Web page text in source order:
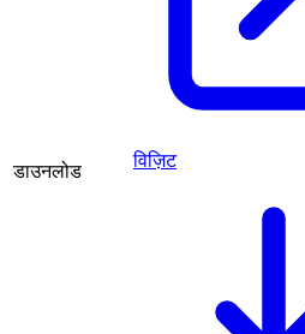
डाउनलोड
विज़िट